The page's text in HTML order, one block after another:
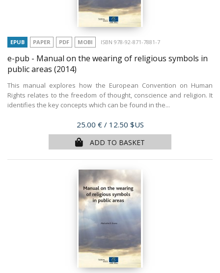
EPUB PAPER PDF MOBI ISBN 978-92-871-7881-7
e-pub - Manual on the wearing of religious symbols in
public areas (2014)
This manual explores how the European Convention on Human
Rights relates to the freedom of thought, conscience and religion. It
identifies the key concepts which can be found in the...
Price
25.00 € / 12.50 $US
ADD TO BASKET